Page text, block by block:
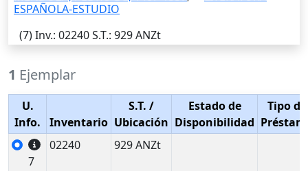
ESPAÑOLA-ESTUDIO
(7)Inv.: 02240S.T.: 929 ANZt
1 Ejemplar
U.
Info.
Inventario
S.T. /
Ubicación
Estado de
Disponibilidad
Tipo de
7
02240 929 ANZt